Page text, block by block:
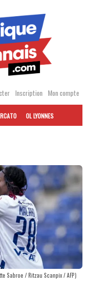
Inscription Mon compte
OL LYONNES
Sabroe / Ritzau Scanpix / AFP)